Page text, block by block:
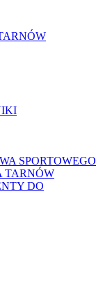
SPORTOWEGO
TARNÓW
DO